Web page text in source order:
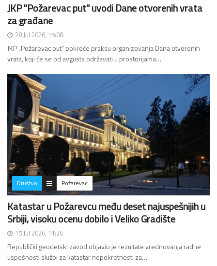
JKP "Požarevac put" uvodi Dane otvorenih vrata
za građane
28 Jul 2026, 15:08
JKP „Požarevac put“ pokreće praksu organizovanja Dana otvorenih
vrata, koji će se od avgusta održavati u prostorijama…
Društvo Požarevac
Katastar u Požarevcu među deset najuspešnijih u
Srbiji, visoku ocenu dobilo i Veliko Gradište
15 Jul 2026, 11:26
Republički geodetski zavod objavio je rezultate vrednovanja radne
uspešnosti službi za katastar nepokretnosti za…